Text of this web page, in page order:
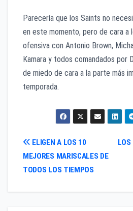
Parecería que los Saints no
en este momento, pero de cara a
ofensiva con Antonio Brown,
Kamara y todos comandados por
de miedo de cara a la parte más
temporada.
Navegación
de
entradas
ELIGEN A LOS 10
MEJORES MARISCALES DE
TODOS LOS TIEMPOS